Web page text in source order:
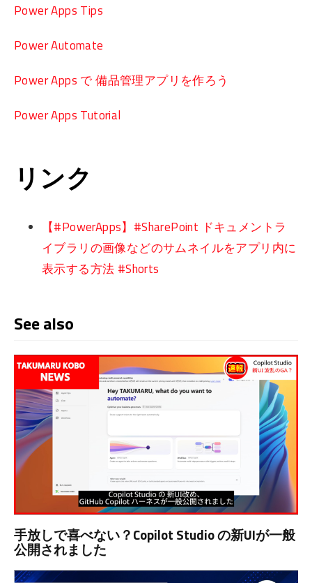
Power Apps Tips
Power Automate
Power Apps で 備品管理アプリを作ろう
Power Apps Tutorial
リンク
【#PowerApps】#SharePoint ドキュメントラ
イブラリの画像などのサムネイルをアプリ内に
表示する方法 #Shorts
See also
手放しで喜べない？Copilot Studio の新UIが一般
公開されました